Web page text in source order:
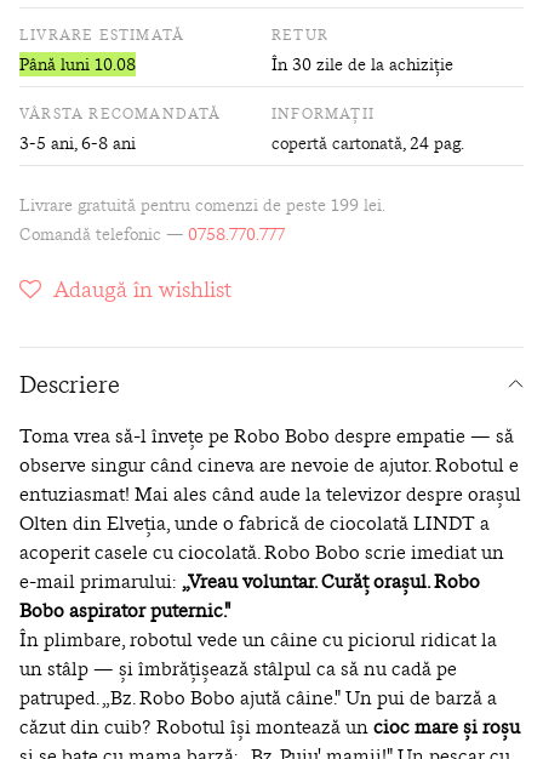
LIVRARE ESTIMATĂ
Până luni 10.08
RETUR
În 30 zile de la achiziție
VÂRSTA RECOMANDATĂ
3-5 ani, 6-8 ani
INFORMAȚII
copertă cartonată, 24 pag.
Livrare gratuită pentru comenzi de peste 199 lei.
Comandă telefonic — 0758.770.777
Adaugă în wishlist
Descriere
Toma vrea să-l învețe pe Robo Bobo despre empatie — să
observe singur când cineva are nevoie de ajutor. Robotul e
entuziasmat! Mai ales când aude la televizor despre orașul
Olten din Elveția, unde o fabrică de ciocolată LINDT a
acoperit casele cu ciocolată. Robo Bobo scrie imediat un
e-mail primarului: „Vreau voluntar. Curăț orașul. Robo
Bobo aspirator puternic."
În plimbare, robotul vede un câine cu piciorul ridicat la
un stâlp — și îmbrățișează stâlpul ca să nu cadă pe
patruped. „Bz. Robo Bobo ajută câine." Un pui de barză a
căzut din cuib? Robotul își montează uncioc mare și roșu